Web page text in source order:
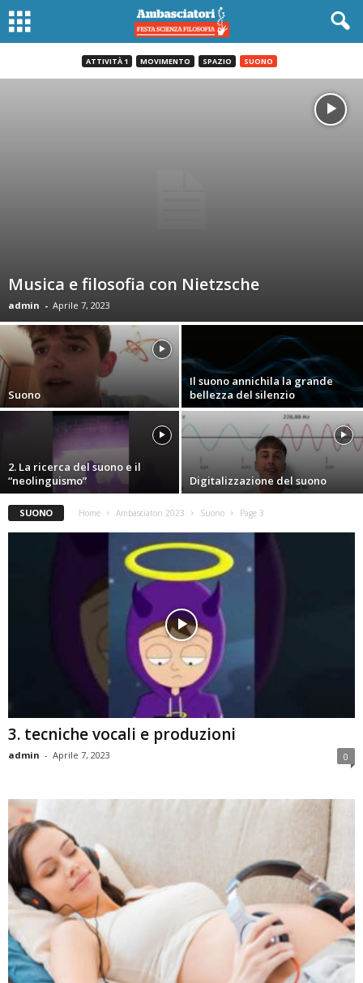
ATTIVITÀ 1 MOVIMENTO SPAZIO SUONO
Musica e filosofia con Nietzsche
admin - Aprile 7, 2023
Suono
Il suono annichila la grande
bellezza del silenzio
2. La ricerca del suono e il
“neolinguismo”
Digitalizzazione del suono
SUONO Home Ambasciatori 2023 Suono Page 3
3. tecniche vocali e produzioni
admin - Aprile 7, 2023 0